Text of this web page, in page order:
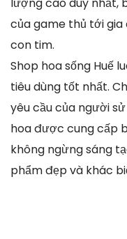
của game thủ tới
con tim.
Shop hoa sống Huế
tiêu dùng tốt nhất.
yêu cầu của người
hoa được cung cấp
không ngừng sáng
phẩm đẹp và khác